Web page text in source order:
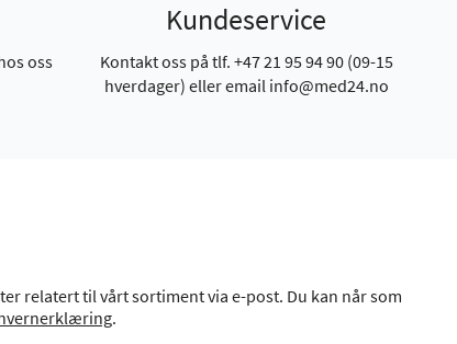
oss
Kundeservice
Kontakt oss på tlf. +47 21 95 94 90 (09-15
hverdager) eller email info@med24.no
relatert til vårt sortiment via e-post. Du kan når som
.